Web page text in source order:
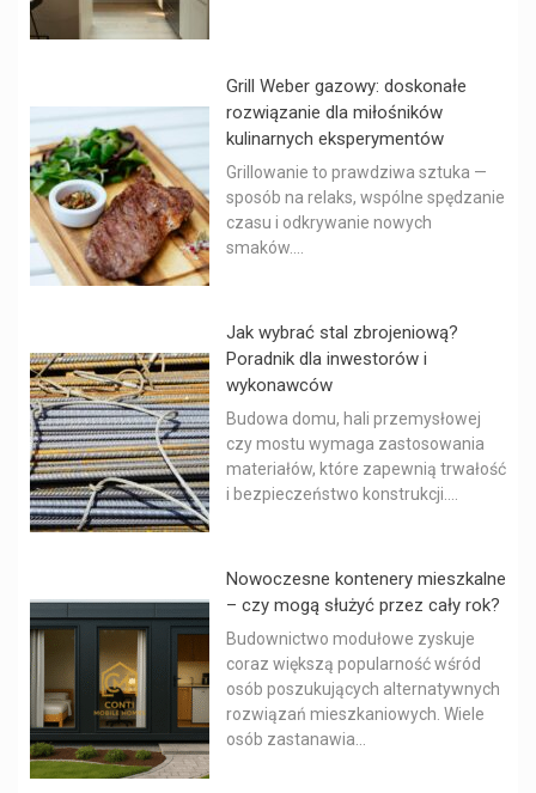
Grill Weber gazowy: doskonałe
rozwiązanie dla miłośników
kulinarnych eksperymentów
Grillowanie to prawdziwa sztuka —
sposób na relaks, wspólne spędzanie
czasu i odkrywanie nowych
smaków....
Jak wybrać stal zbrojeniową?
Poradnik dla inwestorów i
wykonawców
Budowa domu, hali przemysłowej
czy mostu wymaga zastosowania
materiałów, które zapewnią trwałość
i bezpieczeństwo konstrukcji....
Nowoczesne kontenery mieszkalne
– czy mogą służyć przez cały rok?
Budownictwo modułowe zyskuje
coraz większą popularność wśród
osób poszukujących alternatywnych
rozwiązań mieszkaniowych. Wiele
osób zastanawia...